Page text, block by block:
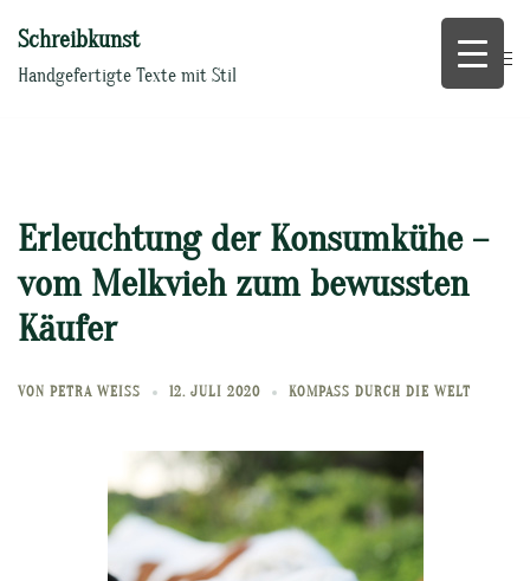
Inhalt
springen
Schreibkunst
Handgefertigte Texte mit Stil
Erleuchtung der Konsumkühe –
vom Melkvieh zum bewussten
Käufer
VON PETRA WEISS 12. JULI 2020 KOMPASS DURCH DIE WELT